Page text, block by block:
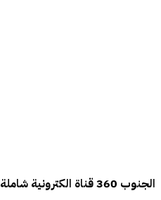
الجنوب 360قناة الكترونية شاملة